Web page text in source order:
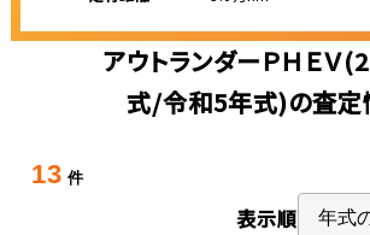
アウトランダーＰＨＥＶ
式/令和5年式)の査定
13 件
表示順